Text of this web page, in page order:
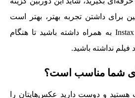
برای داشتن تجربه بهتر، بهتر است
همیشه چند بسته فیلم Instax به همراه داشته باشید تا هنگام
فیلم نداشته باشید.
شما مناسب است؟
و دوست دارید عکس‌هایتان را